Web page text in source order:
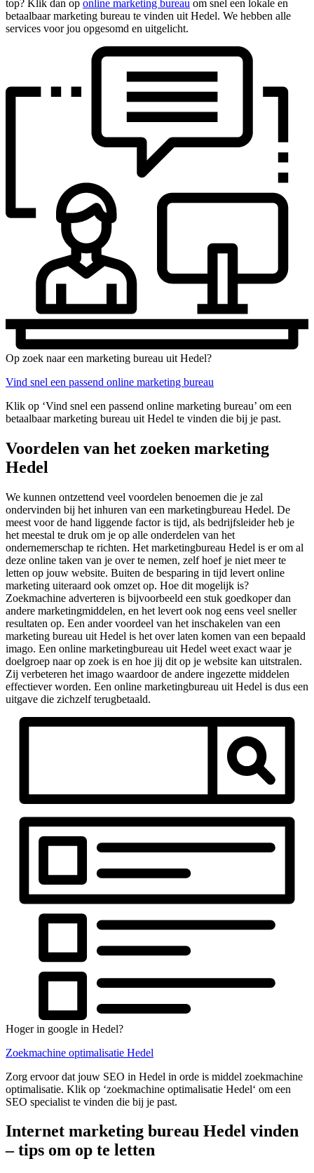
top? Klik dan op online marketing bureau om snel een lokale en
betaalbaar marketing bureau te vinden uit Hedel. We hebben alle
services voor jou opgesomd en uitgelicht.
Op zoek naar een marketing bureau uit Hedel?
Vind snel een passend online marketing bureau
Klik op ‘Vind snel een passend online marketing bureau’ om een
betaalbaar marketing bureau uit Hedel te vinden die bij je past.
Voordelen van het zoeken marketing
Hedel
We kunnen ontzettend veel voordelen benoemen die je zal
ondervinden bij het inhuren van een marketingbureau Hedel. De
meest voor de hand liggende factor is tijd, als bedrijfsleider heb je
het meestal te druk om je op alle onderdelen van het
ondernemerschap te richten. Het marketingbureau Hedel is er om al
deze online taken van je over te nemen, zelf hoef je niet meer te
letten op jouw website. Buiten de besparing in tijd levert online
marketing uiteraard ook omzet op. Hoe dit mogelijk is?
Zoekmachine adverteren is bijvoorbeeld een stuk goedkoper dan
andere marketingmiddelen, en het levert ook nog eens veel sneller
resultaten op. Een ander voordeel van het inschakelen van een
marketing bureau uit Hedel is het over laten komen van een bepaald
imago. Een online marketingbureau uit Hedel weet exact waar je
doelgroep naar op zoek is en hoe jij dit op je website kan uitstralen.
Zij verbeteren het imago waardoor de andere ingezette middelen
effectiever worden. Een online marketingbureau uit Hedel is dus een
uitgave die zichzelf terugbetaald.
Hoger in google in Hedel?
Zoekmachine optimalisatie Hedel
Zorg ervoor dat jouw SEO in Hedel in orde is middel zoekmachine
optimalisatie. Klik op ‘zoekmachine optimalisatie Hedel‘ om een
SEO specialist te vinden die bij je past.
Internet marketing bureau Hedel vinden
– tips om op te letten